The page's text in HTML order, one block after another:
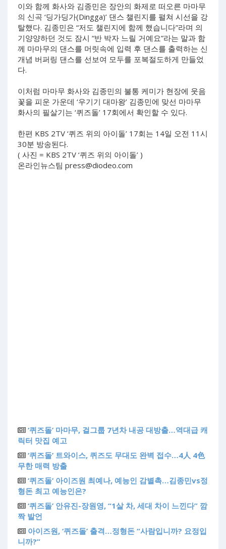
이와 함께 화사와 김종민은 장안의 화제로 떠오른 마마무
의 신곡 ‘딩가딩가(Dingga)’ 댄스 챌린지를 펼쳐 시선을 강
탈했다. 김종민은 “저도 챌린지에 함께 했습니다”라며 의
기양양하던 것도 잠시 “반 박자 느릴 거예요”라는 말과 함
께 마마무의 댄스를 머릿속에 입력 후 댄스를 출력하는 신
개념 버퍼링 댄스를 선보여 모두를 포복절도하게 만들었
다.
이처럼 마마무 화사와 김종민의 불통 케미가 현장에 웃음
꽃을 피운 가운데 ‘우기기 대마왕’ 김종민에 맞선 마마무
화사의 필살기는 ‘퀴즈돌’ 17회에서 확인할 수 있다.
한편 KBS 2TV ‘퀴즈 위의 아이돌’ 17회는 14일 오전 11시
30분 방송된다.
( 사진 = KBS 2TV ‘퀴즈 위의 아이돌’ )
온라인뉴스팀 press@diodeo.com
‘퀴즈돌’ 마마무, 걸그룹 7년차 내공 대방출…역대급 캐
릭터 맛집 예고
‘퀴즈돌’ 트와이스, 퀴즈도 무대도 완벽 접수…4人 4色
무한 매력 방출
‘퀴즈돌’ 아이즈원 최예나, 예능인 감별촉…김종민vs정
형돈 최고 예능인은?
‘퀴즈돌’ 안유진-장원영, “1살 차, 세대 차이 느낀다” 깜
짝 발언
아이즈원, ‘퀴즈돌’ 출격…정형돈 “사람입니까? 요정입
니까?”